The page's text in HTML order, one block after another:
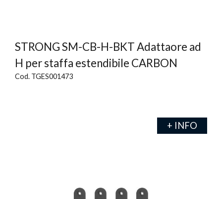
STRONG SM-CB-H-BKT Adattaore ad
H per staffa estendibile CARBON
Cod. TGES001473
+ INFO